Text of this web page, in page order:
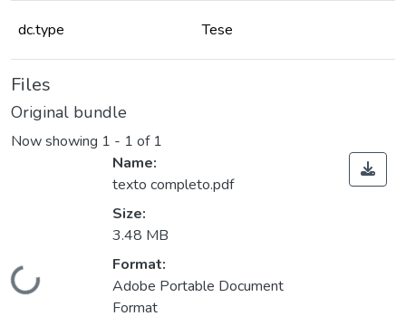
dc.type Tese
Files
Original bundle
Now showing 1 - 1 of 1
Name:
texto completo.pdf
Size:
3.48 MB
Format:
Adobe Portable Document
Format